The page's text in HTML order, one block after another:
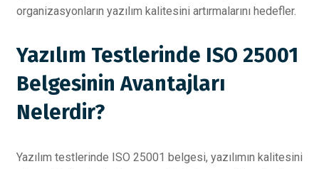
organizasyonların yazılım kalitesini artırmalarını hedefler.
Yazılım Testlerinde ISO 25001
Belgesinin Avantajları
Nelerdir?
Yazılım testlerinde ISO 25001 belgesi, yazılımın kalitesini